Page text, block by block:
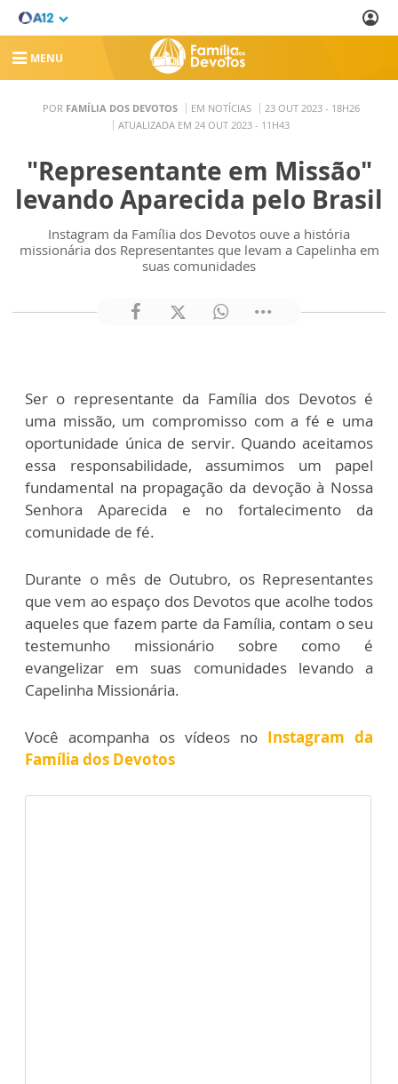
MENU
POR FAMÍLIA DOS DEVOTOS EM NOTÍCIAS
23 OUT 2023 - 18H26
ATUALIZADA EM 24 OUT 2023 - 11H43
"Representante em Missão"
levando Aparecida pelo Brasil
Instagram da Família dos Devotos ouve a história
missionária dos Representantes que levam a Capelinha em
suas comunidades
Ser o representante da Família dos Devotos é
uma missão, um compromisso com a fé e uma
oportunidade única de servir. Quando aceitamos
essa responsabilidade, assumimos um papel
fundamental na propagação da devoção à Nossa
Senhora Aparecida e no fortalecimento da
comunidade de fé.
Durante o mês de Outubro, os Representantes
que vem ao espaço dos Devotos que acolhe todos
aqueles que fazem parte da Família, contam o seu
testemunho missionário sobre como é
evangelizar em suas comunidades levando a
Capelinha Missionária.
Você acompanha os vídeos no Instagram da
Família dos Devotos